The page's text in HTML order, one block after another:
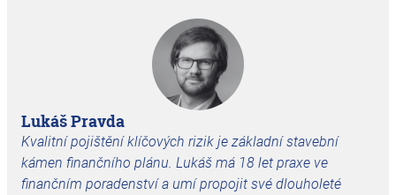
Lukáš Pravda
Kvalitní pojištění klíčových rizik je základní stavební
kámen finančního plánu. Lukáš má 18 let praxe ve
finančním poradenství a umí propojit své dlouholeté